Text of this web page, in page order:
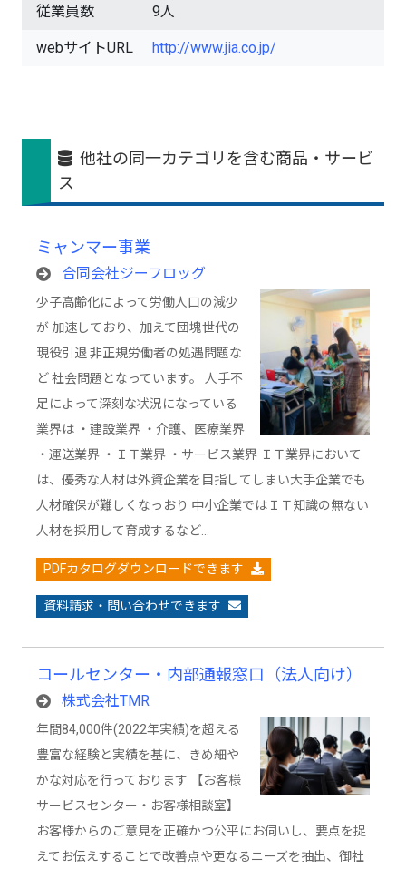
従業員数 9人
webサイトURL http://www.jia.co.jp/
他社の同一カテゴリを含む商品・サービ
ス
ミャンマー事業
合同会社ジーフロッグ
少子高齢化によって労働人口の減少
が 加速しており、加えて団塊世代の
現役引退 非正規労働者の処遇問題な
ど 社会問題となっています。 人手不
足によって深刻な状況になっている
業界は ・建設業界 ・介護、医療業界
・運送業界 ・ＩＴ業界 ・サービス業界 ＩＴ業界において
は、優秀な人材は外資企業を目指してしまい大手企業でも
人材確保が難しくなっおり 中小企業ではＩＴ知識の無ない
人材を採用して育成するなど…
PDFカタログダウンロードできます
資料請求・問い合わせできます
コールセンター・内部通報窓口（法人向け）
株式会社TMR
年間84,000件(2022年実績)を超える
豊富な経験と実績を基に、きめ細や
かな対応を行っております 【お客様
サービスセンター・お客様相談室】
お客様からのご意見を正確かつ公平にお伺いし、要点を捉
えてお伝えすることで改善点や更なるニーズを抽出、御社